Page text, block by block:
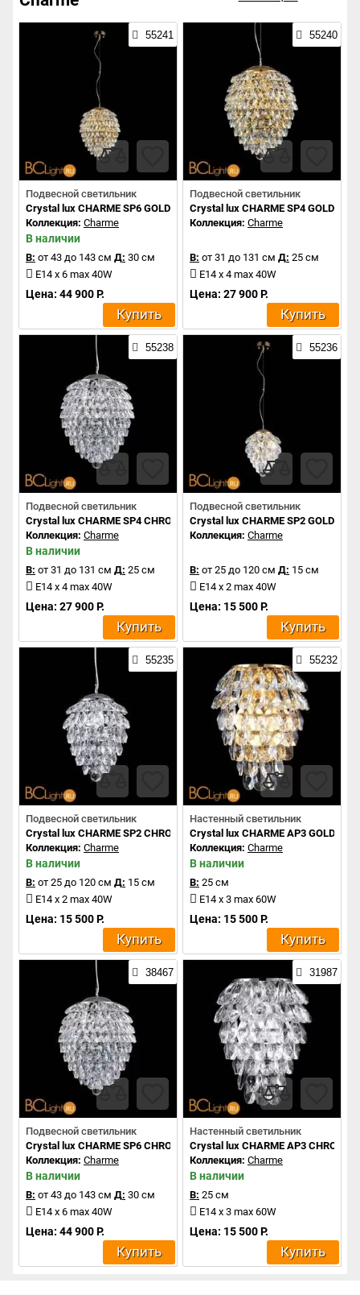
55241
Подвесной светильник
Crystal lux CHARME SP6 GOLD/TRANSPARENT
Коллекция: Charme
В наличии
В: от 43 до 143 см Д: 30 см
E14 x 6 max 40W
Цена: 44 900 Р.
Купить
55240
Подвесной светильник
Crystal lux CHARME SP4 GOLD/
Коллекция: Charme
В: от 31 до 131 см Д: 25 см
E14 x 4 max 40W
Цена: 27 900 Р.
Купить
55238
Подвесной светильник
Crystal lux CHARME SP4 CHROME/TRANSPARENT
Коллекция: Charme
В наличии
В: от 31 до 131 см Д: 25 см
E14 x 4 max 40W
Цена: 27 900 Р.
Купить
55236
Подвесной светильник
Crystal lux CHARME SP2 GOLD/
Коллекция: Charme
В: от 25 до 120 см Д: 15 см
E14 x 2 max 40W
Цена: 15 500 Р.
Купить
55235
Подвесной светильник
Crystal lux CHARME SP2 CHROME/TRANSPARENT
Коллекция: Charme
В наличии
В: от 25 до 120 см Д: 15 см
E14 x 2 max 40W
Цена: 15 500 Р.
Купить
55232
Настенный светильник
Crystal lux CHARME AP3 GOLD/
Коллекция: Charme
В наличии
В: 25 см
E14 x 3 max 60W
Цена: 15 500 Р.
Купить
38467
Подвесной светильник
Crystal lux CHARME SP6 CHROME/TRANSPARENT
Коллекция: Charme
В наличии
В: от 43 до 143 см Д: 30 см
E14 x 6 max 40W
Цена: 44 900 Р.
Купить
31987
Настенный светильник
Crystal lux CHARME AP3 CHROME/
Коллекция: Charme
В наличии
В: 25 см
E14 x 3 max 60W
Цена: 15 500 Р.
Купить